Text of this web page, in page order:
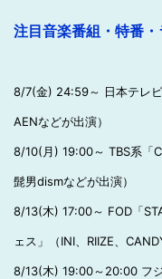
注目音楽番組・特番
8/7(金) 24:59～ 日本テレビ
AENなどが出演）
8/10(月) 19:00～ TBS系「
髭男dismなどが出演）
8/13(木) 17:00～ FOD「
ェス」（INI、RIIZE、
8/13(木) 19:00～20:00 フジ